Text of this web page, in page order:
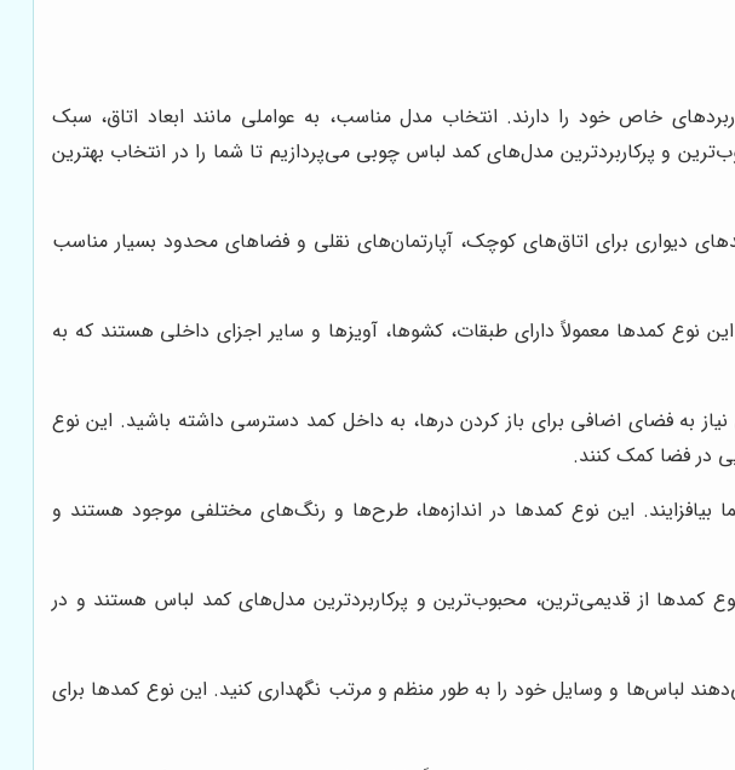
خاص خود را دارند. انتخاب مدل مناسب، به عواملی مانند ابعاد اتاق، سبک
و پرکاربردترین مدل‌های کمد لباس چوبی می‌پردازیم تا شما را در انتخاب بهترین
دیواری برای اتاق‌های کوچک، آپارتمان‌های نقلی و فضاهای محدود بسیار مناسب
کمدها معمولاً دارای طبقات، کشوها، آویزها و سایر اجزای داخلی هستند که به
به فضای اضافی برای باز کردن درها، به داخل کمد دسترسی داشته باشید. این نوع
در فضا کمک کنند.
این نوع کمدها در اندازه‌ها، طرح‌ها و رنگ‌های مختلفی موجود هستند و
کمدها از قدیمی‌ترین، محبوب‌ترین و پرکاربردترین مدل‌های کمد لباس هستند و در
لباس‌ها و وسایل خود را به طور منظم و مرتب نگهداری کنید. این نوع کمدها برای